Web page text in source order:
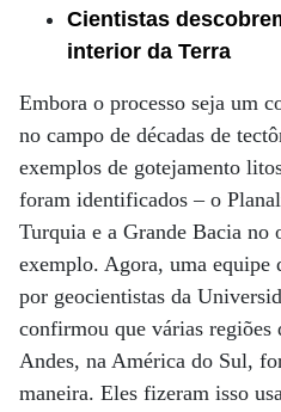
Cientistas
interior da Terra
Embora o processo seja um
no campo de décadas de
exemplos de gotejamento
foram identificados – o
Turquia e a Grande Bacia no
exemplo. Agora, uma equipe
por geocientistas da
confirmou que várias
Andes, na América do Sul,
maneira. Eles fizeram isso